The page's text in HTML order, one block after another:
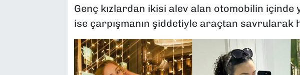
Genç kızlardan ikisi alev alan otomobilin içinde
ise çarpışmanın şiddetiyle araçtan savrularak